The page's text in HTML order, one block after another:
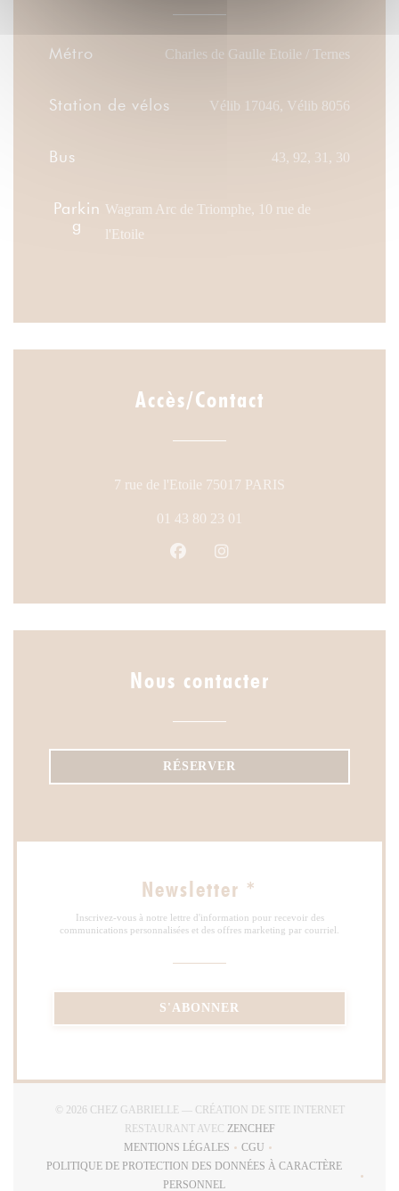
Métro Charles de Gaulle Etoile / Ternes
Station de vélos Vélib 17046, Vélib 8056
Bus 43, 92, 31, 30
Parkin
g
Wagram Arc de Triomphe, 10 rue de
l'Etoile
Accès/Contact
7 rue de l'Etoile 75017 PARIS
01 43 80 23 01
Facebook ((ouvre une nouvelle
Nous contacter
RÉSERVER
Newsletter *
Inscrivez-vous à notre lettre d'information pour recevoir des
communications personnalisées et des offres marketing par courriel.
S'ABONNER
© 2026 CHEZ GABRIELLE — CRÉATION DE SITE INTERNET
RESTAURANT AVEC ZENCHEF((OUVRE UNE
MENTIONS LÉGALES
CGU
POLITIQUE DE PROTECTION DES DONNÉES À CARACTÈRE
PERSONNEL((OUVRE UNE NOUVELLE FENÊTRE))